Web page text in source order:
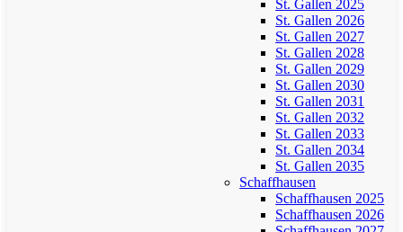
St. Gallen 2025
St. Gallen 2026
St. Gallen 2027
St. Gallen 2028
St. Gallen 2029
St. Gallen 2030
St. Gallen 2031
St. Gallen 2032
St. Gallen 2033
St. Gallen 2034
St. Gallen 2035
Schaffhausen
Schaffhausen 2025
Schaffhausen 2026